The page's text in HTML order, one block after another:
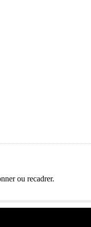
ou recadrer.